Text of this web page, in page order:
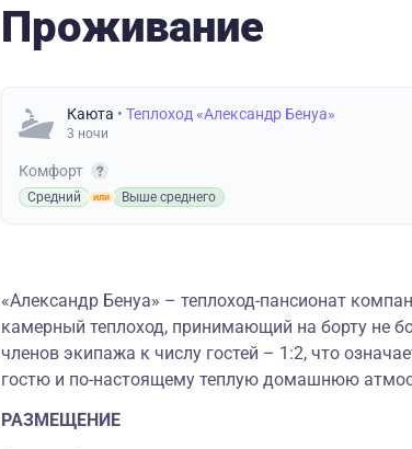
Проживание
Каюта • Теплоход «Александр Бенуа»
3 ночи
Комфорт
Средний Выше среднего
«Александр Бенуа» – теплоход-пансионат
камерный теплоход, принимающий на борту не
членов экипажа к числу гостей – 1:2, что
гостю и по-настоящему теплую домашнюю
РАЗМЕЩЕНИЕ